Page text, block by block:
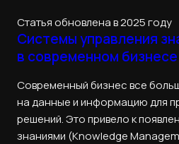
Статья обновлена в 2025 году
Системы управления
в современном бизнесе
Современный бизнес все
на данные и информацию для
решений. Это привело к
знаниями (Knowledge